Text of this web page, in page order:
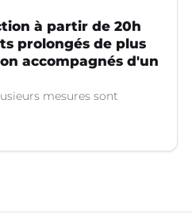
à partir de 20h
prolongés de plus
accompagnés d'un
mesures sont